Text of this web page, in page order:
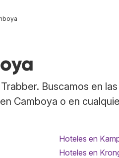
Buscamos en
Camboya o en
Hoteles en
Hoteles en